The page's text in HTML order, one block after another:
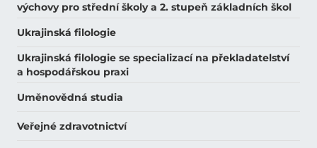
výchovy pro střední školy a 2. stupeň základních škol
Ukrajinská filologie
Ukrajinská filologie se specializací na překladatelství
a hospodářskou praxi
Uměnovědná studia
Veřejné zdravotnictví